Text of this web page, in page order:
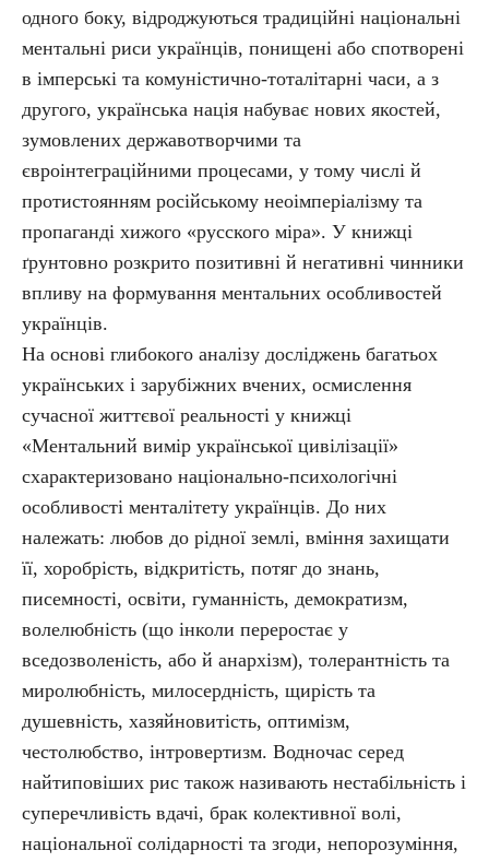
одного боку, відроджуються традиційні національні
ментальні риси українців, понищені або спотворені
в імперські та комуністично-тоталітарні часи, а з
другого, українська нація набуває нових якостей,
зумовлених державотворчими та
євроінтеграційними процесами, у тому числі й
протистоянням російському неоімперіалізму та
пропаганді хижого «русского міра». У книжці
ґрунтовно розкрито позитивні й негативні чинники
впливу на формування ментальних особливостей
українців.
На основі глибокого аналізу досліджень багатьох
українських і зарубіжних вчених, осмислення
сучасної життєвої реальності у книжці
«Ментальний вимір української цивілізації»
схарактеризовано національно-психологічні
особливості менталітету українців. До них
належать: любов до рідної землі, вміння захищати
її, хоробрість, відкритість, потяг до знань,
писемності, освіти, гуманність, демократизм,
волелюбність (що інколи переростає у
вседозволеність, або й анархізм), толерантність та
миролюбність, милосердність, щирість та
душевність, хазяйновитість, оптимізм,
честолюбство, інтровертизм. Водночас серед
найтиповіших рис також називають нестабільність і
суперечливість вдачі, брак колективної волі,
національної солідарності та згоди, непорозуміння,